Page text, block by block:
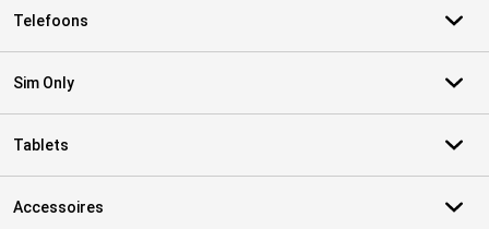
Telefoons
Sim Only
Tablets
Accessoires